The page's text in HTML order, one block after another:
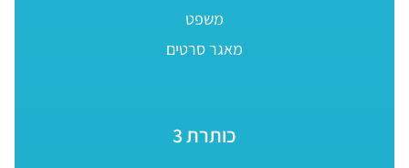
משפט
מאגר סרטים
כותרת 3